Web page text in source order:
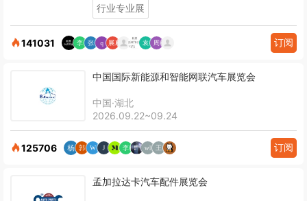
行业专业展
141031 订阅
中国国际新能源和智能网联汽车展览会
中国·湖北
2026.09.22~09.24
125706 订阅
孟加拉达卡汽车配件展览会